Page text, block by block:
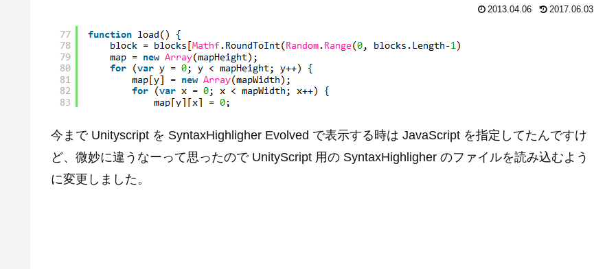
2013.04.06 2017.06.03
今まで Unityscript を SyntaxHighligher Evolved で表示する時は JavaScript を指定してたんですけ
ど、微妙に違うなーって思ったので UnityScript 用の SyntaxHighligher のファイルを読み込むよう
に変更しました。